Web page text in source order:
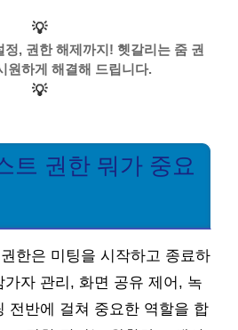
💡
, 권한 해제까지! 헷갈리는 줌 권
원하게 해결해 드립니다.
💡
트 권한 뭐가 중요
한은 미팅을 시작하고 종료하
자 관리, 화면 공유 제어, 녹
전반에 걸쳐 중요한 역할을 합